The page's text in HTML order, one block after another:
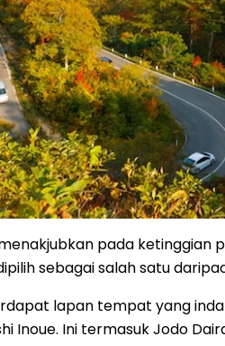
pada ketinggian
sebagai salah satu
lapan tempat yang
Inoue. Ini termasuk Jodo